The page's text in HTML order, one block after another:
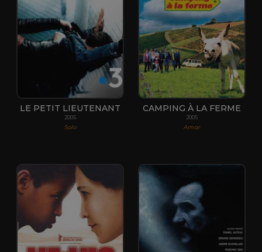
LE PETIT LIEUTENANT
2005
Solo
CAMPING À LA FERME
2005
Amar